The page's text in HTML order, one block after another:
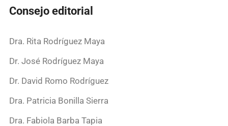
Consejo editorial
Dra. Rita Rodríguez Maya
Dr. José Rodríguez Maya
Dr. David Romo Rodríguez
Dra. Patricia Bonilla Sierra
Dra. Fabiola Barba Tapia